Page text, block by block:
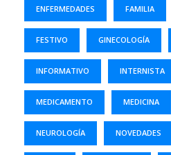
ENFERMEDADES FAMILIA
FESTIVO GINECOLOGÍA
INFORMATIVO INTERNISTA
MEDICAMENTO MEDICINA
NEUROLOGÍA NOVEDADES